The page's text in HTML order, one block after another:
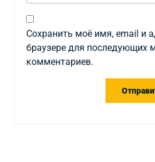
Сохранить моё имя, email и
браузере для последующих
комментариев.